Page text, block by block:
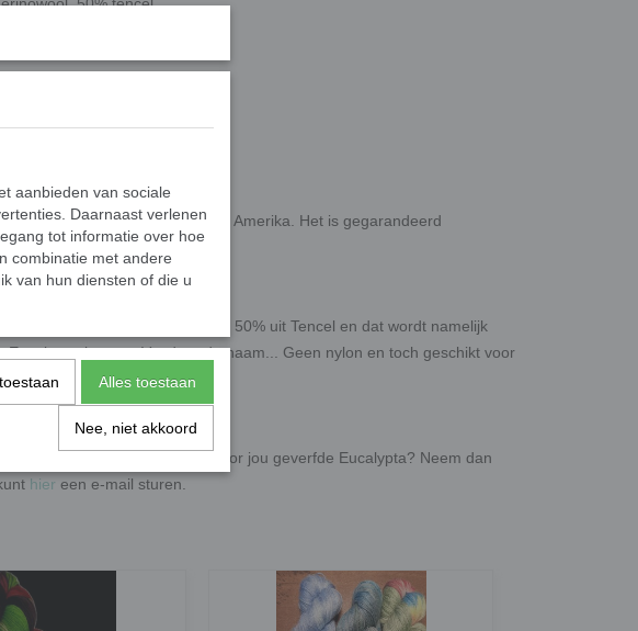
van kuddes in Europa en Zuid Amerika. Het is gegarandeerd
in Italië gefabriceerd.
keuze. Het bestaat voor 50% uit Tencel en dat wordt namelijk
Eucalyptusbomen. Vandaar de naam... Geen nylon en toch geschikt voor
hier uit de Tencel.
Heb je interesse in speciaal voor jou geverfde Eucalypta? Neem dan
hier een e-mail sturen.
aanbieden van sociale
Daarnaast verlenen
tot informatie over hoe
combinatie met andere
van hun diensten of die u
Alles toestaan
Nee, niet akkoord